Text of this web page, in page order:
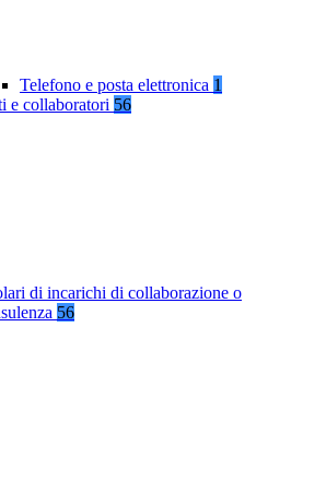
Telefono e posta elettronica 1
e collaboratori 56
di incarichi di collaborazione o
56